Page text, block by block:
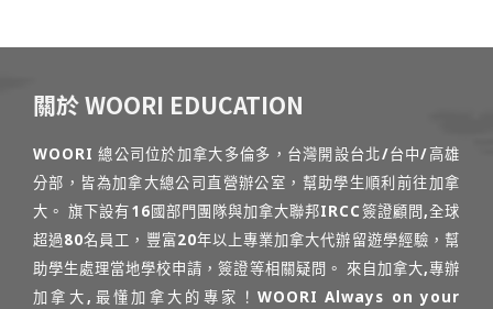
關於 WOORI EDUCATION
WOORI 總公司位於加拿大多倫多，台灣開設台北/台中/高雄
分部，皆為加拿大總公司直營辦公室，幫助學生順利前往加拿
大。 旗下設有16國部門團隊與加拿大聯邦IRCC簽證顧問,全球
超過80名員工，豐富20年以上專業加拿大代辦留遊學經驗，幫
助學生處理當地學校申請，簽證等相關疑問。 來自加拿大,專辦
加拿大,最懂加拿大的專家！WOORI Always on your